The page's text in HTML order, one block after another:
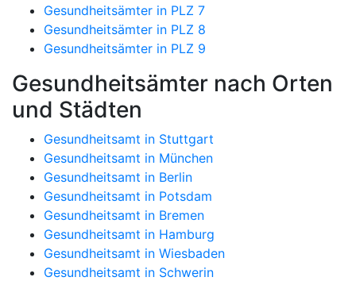
Gesundheitsämter in PLZ 7
Gesundheitsämter in PLZ 8
Gesundheitsämter in PLZ 9
Gesundheitsämter nach Orten
und Städten
Gesundheitsamt in Stuttgart
Gesundheitsamt in München
Gesundheitsamt in Berlin
Gesundheitsamt in Potsdam
Gesundheitsamt in Bremen
Gesundheitsamt in Hamburg
Gesundheitsamt in Wiesbaden
Gesundheitsamt in Schwerin